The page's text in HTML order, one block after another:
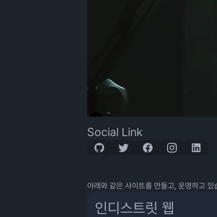
Social Link
아래와 같은 사이트를 만들고, 운영하고 있
인디스트릿 웹